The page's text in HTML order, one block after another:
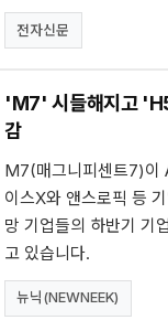
전자신문
'M7' 시들해지고
감
M7(매그니피센트7)이
이스X와 앤스로픽 등
망 기업들의 하반기 기
고 있습니다.
뉴닉(NEWNEEK)